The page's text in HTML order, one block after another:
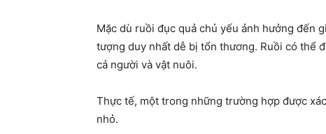
Mặc dù ruồi đục quả chủ yếu ảnh hưởng đến
tượng duy nhất dễ bị tổn thương. Ruồi có thể
cả người và vật nuôi.
Thực tế, một trong những trường hợp được
nhỏ.